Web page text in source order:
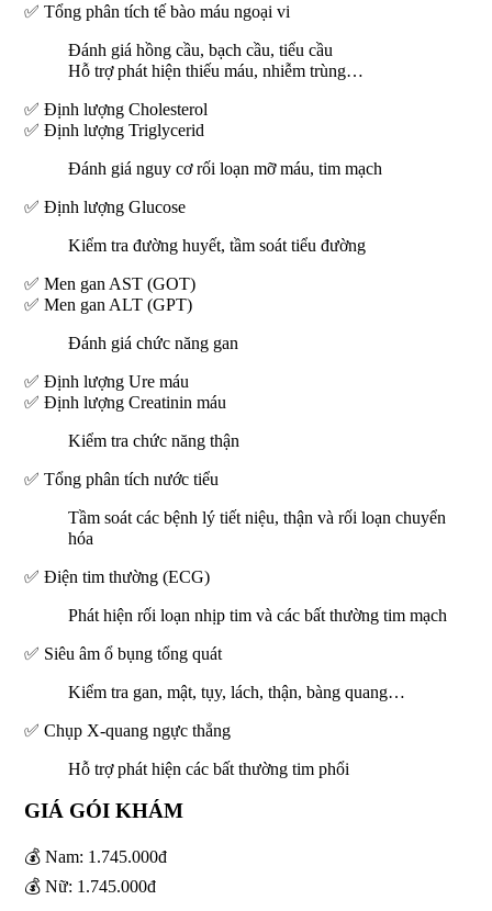
✅ Tổng phân tích tế bào máu ngoại vi
Đánh giá hồng cầu, bạch cầu, tiểu cầu
Hỗ trợ phát hiện thiếu máu, nhiễm trùng…
✅ Định lượng Cholesterol
✅ Định lượng Triglycerid
Đánh giá nguy cơ rối loạn mỡ máu, tim mạch
✅ Định lượng Glucose
Kiểm tra đường huyết, tầm soát tiểu đường
✅ Men gan AST (GOT)
✅ Men gan ALT (GPT)
Đánh giá chức năng gan
✅ Định lượng Ure máu
✅ Định lượng Creatinin máu
Kiểm tra chức năng thận
✅ Tổng phân tích nước tiểu
Tầm soát các bệnh lý tiết niệu, thận và rối loạn chuyển
hóa
✅ Điện tim thường (ECG)
Phát hiện rối loạn nhịp tim và các bất thường tim mạch
✅ Siêu âm ổ bụng tổng quát
Kiểm tra gan, mật, tụy, lách, thận, bàng quang…
✅ Chụp X-quang ngực thẳng
Hỗ trợ phát hiện các bất thường tim phổi
GIÁ GÓI KHÁM
💰 Nam: 1.745.000đ
💰 Nữ: 1.745.000đ